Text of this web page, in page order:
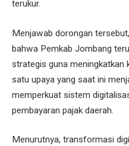
terukur.
Menjawab dorongan
bahwa Pemkab Jombang
strategis guna meningkatkan
satu upaya yang saat ini
memperkuat sistem
pembayaran pajak daerah.
Menurutnya, transformasi